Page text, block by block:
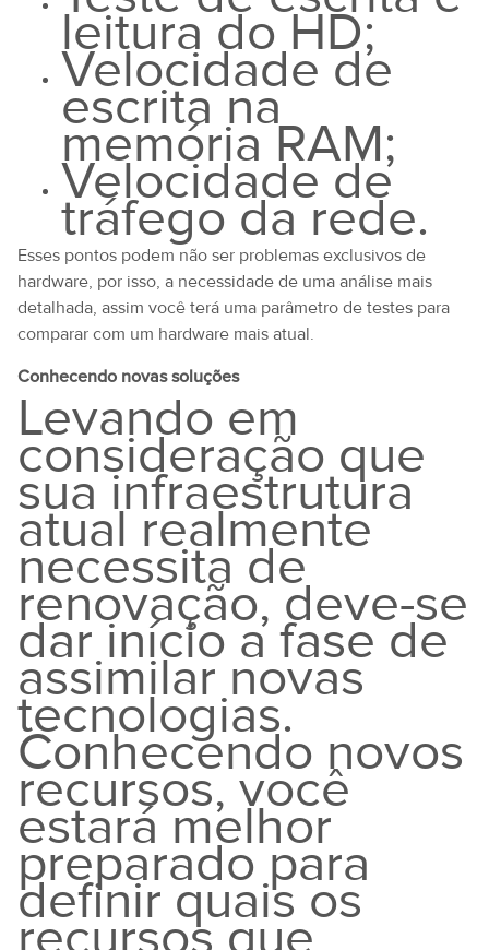
leitura do HD;
Velocidade de
escrita na
memória RAM;
Velocidade de
tráfego da rede.
Esses pontos podem não ser problemas exclusivos de
hardware, por isso, a necessidade de uma análise mais
detalhada, assim você terá uma parâmetro de testes para
comparar com um hardware mais atual.
Conhecendo novas soluções
Levando em
consideração que
sua infraestrutura
atual realmente
necessita de
renovação, deve-se
dar início a fase de
assimilar novas
tecnologias.
Conhecendo novos
recursos, você
estará melhor
preparado para
definir quais os